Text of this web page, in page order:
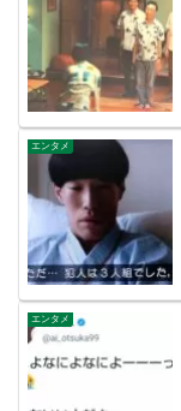
エンタメ
エンタメ